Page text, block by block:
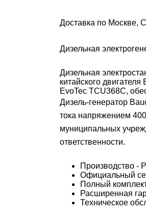
Доставка по Москве,
Дизельная
Дизельная
китайского
EvoTec TCU368C,
Дизель-генератор
тока напряжением
муниципальных
ответственности.
Производство -
Официальный
Полный
Расширенная
Техническое